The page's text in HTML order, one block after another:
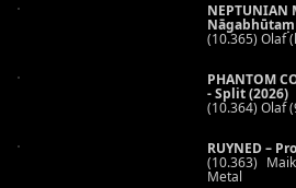
NEPTUNIAN
Nāgabhūtaṃ
(10.365) Olaf
PHANTOM
- Split (2026)
(10.364) Olaf
RUYNED –
(10.363)
Metal